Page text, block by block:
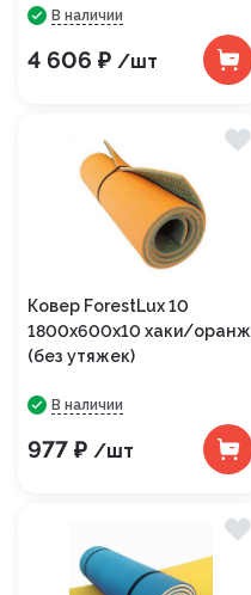
В наличии
4 606 ₽ /шт
Ковер ForestLux 10
1800х600х10 хаки/оранж
(без утяжек)
В наличии
977 ₽ /шт